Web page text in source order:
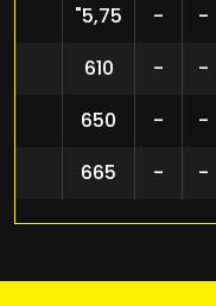
-
-
5,75"
-
-
610
-
-
650
-
-
665